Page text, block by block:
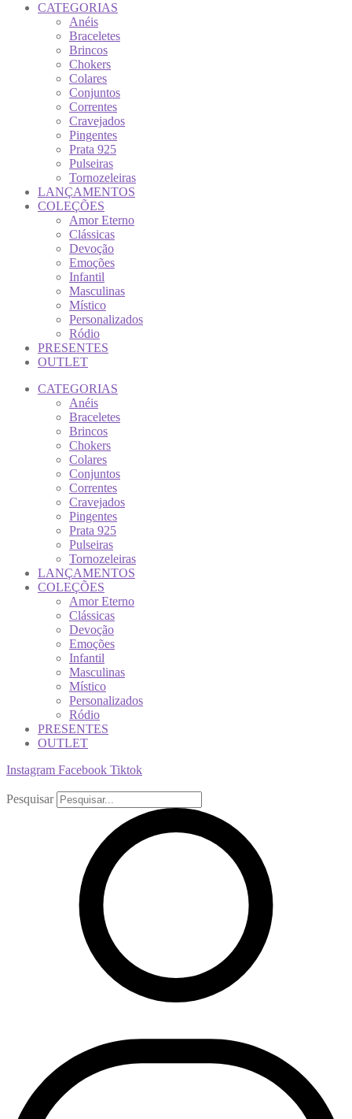
CATEGORIAS
Anéis
Braceletes
Brincos
Chokers
Colares
Conjuntos
Correntes
Cravejados
Pingentes
Prata 925
Pulseiras
Tornozeleiras
LANÇAMENTOS
COLEÇÕES
Amor Eterno
Clássicas
Devoção
Emoções
Infantil
Masculinas
Místico
Personalizados
Ródio
PRESENTES
OUTLET
CATEGORIAS
Anéis
Braceletes
Brincos
Chokers
Colares
Conjuntos
Correntes
Cravejados
Pingentes
Prata 925
Pulseiras
Tornozeleiras
LANÇAMENTOS
COLEÇÕES
Amor Eterno
Clássicas
Devoção
Emoções
Infantil
Masculinas
Místico
Personalizados
Ródio
PRESENTES
OUTLET
Instagram Facebook Tiktok
Pesquisar